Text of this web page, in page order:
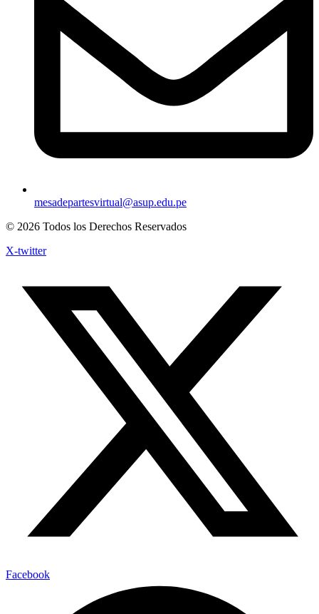
mesadepartesvirtual@asup.edu.pe
© 2026 Todos los Derechos Reservados
X-twitter
Facebook